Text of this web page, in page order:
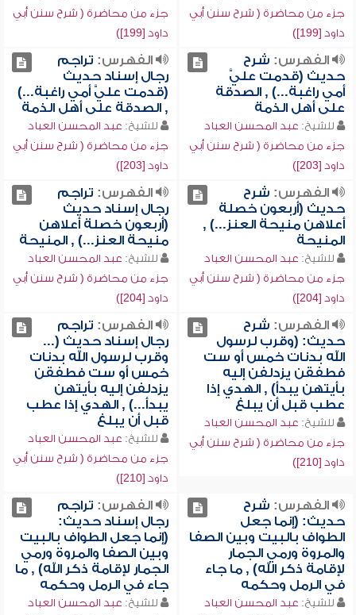
جزء من محاضرة ( شرح سنن أبي
داود [199])
جزء من محاضرة ( شرح سنن أبي
داود [199])
الفهرس: شرح
حديث (قدمت عليَّ
أمي راغبة...) , الصدقة
على أهل الذمة
للشيخ: عبد المحسن العباد
جزء من محاضرة ( شرح سنن أبي
داود [203])
الفهرس: تراجم
رجال إسناد حديث
(قدمت عليَّ أمي راغبة...)
, الصدقة على أهل الذمة
للشيخ: عبد المحسن العباد
جزء من محاضرة ( شرح سنن أبي
داود [203])
الفهرس: شرح
حديث (أربعون خصلة
أعلاهن منيحة العنز...) ,
المنيحة
للشيخ: عبد المحسن العباد
جزء من محاضرة ( شرح سنن أبي
داود [204])
الفهرس: تراجم
رجال إسناد حديث
(أربعون خصلة أعلاهن
منيحة العنز...) , المنيحة
للشيخ: عبد المحسن العباد
جزء من محاضرة ( شرح سنن أبي
داود [204])
الفهرس: شرح
حديث: (وقرب لرسول
الله بدنات خمس أو ست
فطفقن يزدلفن إليه
بأيتهن يبدأ) , الهدي إذا
عطب قبل أن يبلغ
للشيخ: عبد المحسن العباد
جزء من محاضرة ( شرح سنن أبي
داود [210])
الفهرس: تراجم
رجال إسناد حديث (...
وقرب لرسول الله بدنات
خمس أو ست فطفقن
يزدلفن إليه بأيتهن
يبدأ...) , الهدي إذا عطب
قبل أن يبلغ
للشيخ: عبد المحسن العباد
جزء من محاضرة ( شرح سنن أبي
داود [210])
الفهرس: شرح
حديث: (إنما جعل
الطواف بالبيت وبين الصفا
والمروة ورمي الجمار
لإقامة ذكر الله) , ما جاء
في الرمل وحكمه
للشيخ: عبد المحسن العباد
الفهرس: تراجم
رجال إسناد حديث:
(إنما جعل الطواف بالبيت
وبين الصفا والمروة ورمي
الجمار لإقامة ذكر الله) , ما
جاء في الرمل وحكمه
للشيخ: عبد المحسن العباد